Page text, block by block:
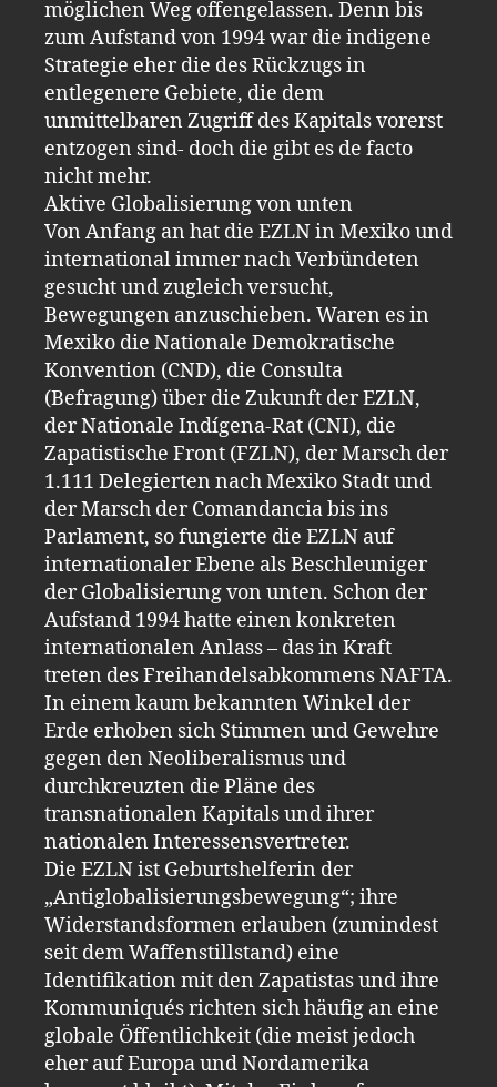
möglichen Weg offengelassen. Denn bis
zum Aufstand von 1994 war die indigene
Strategie eher die des Rückzugs in
entlegenere Gebiete, die dem
unmittelbaren Zugriff des Kapitals vorerst
entzogen sind- doch die gibt es de facto
nicht mehr.
Aktive Globalisierung von unten
Von Anfang an hat die EZLN in Mexiko und
international immer nach Verbündeten
gesucht und zugleich versucht,
Bewegungen anzuschieben. Waren es in
Mexiko die Nationale Demokratische
Konvention (CND), die Consulta
(Befragung) über die Zukunft der EZLN,
der Nationale Indígena-Rat (CNI), die
Zapatistische Front (FZLN), der Marsch der
1.111 Delegierten nach Mexiko Stadt und
der Marsch der Comandancia bis ins
Parlament, so fungierte die EZLN auf
internationaler Ebene als Beschleuniger
der Globalisierung von unten. Schon der
Aufstand 1994 hatte einen konkreten
internationalen Anlass – das in Kraft
treten des Freihandelsabkommens NAFTA.
In einem kaum bekannten Winkel der
Erde erhoben sich Stimmen und Gewehre
gegen den Neoliberalismus und
durchkreuzten die Pläne des
transnationalen Kapitals und ihrer
nationalen Interessensvertreter.
Die EZLN ist Geburtshelferin der
„Antiglobalisierungsbewegung“; ihre
Widerstandsformen erlauben (zumindest
seit dem Waffenstillstand) eine
Identifikation mit den Zapatistas und ihre
Kommuniqués richten sich häufig an eine
globale Öffentlichkeit (die meist jedoch
eher auf Europa und Nordamerika